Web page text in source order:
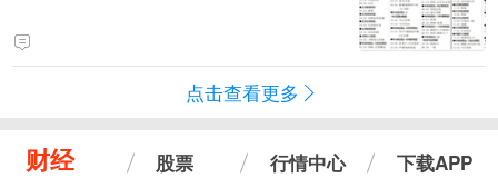
点击查看更多
财经 股票 行情中心 下载APP